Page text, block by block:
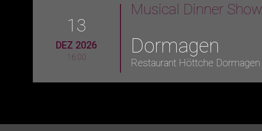
13
DEZ 2026
16:00
Musical Dinner Show
Dormagen
Restaurant Höttche Dormagen